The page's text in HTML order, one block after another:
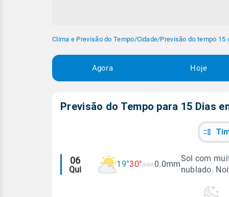
Clima e Previsão do Tempo/Cidade/Previsão do tempo 15
Agora Hoje
Previsão do Tempo para 15 Dias
Alertas
meteorológicos
06
Qui
19°30° 0.0mm
Sol com
nublado.